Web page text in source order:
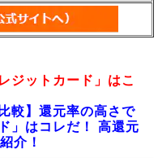
ジットカード」はこ
較】還元率の高さで
」はコレだ！ 高還元
介！